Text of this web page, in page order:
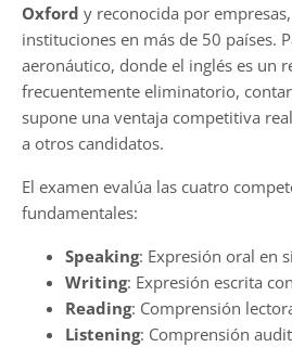
Oxford y reconocida por
instituciones en más de 50 países.
aeronáutico, donde el inglés es un
frecuentemente eliminatorio,
supone una ventaja competitiva
a otros candidatos.
El examen evalúa las cuatro
fundamentales:
Speaking: Expresión oral en
Writing: Expresión escrita
Reading: Comprensión
Listening: Comprensión